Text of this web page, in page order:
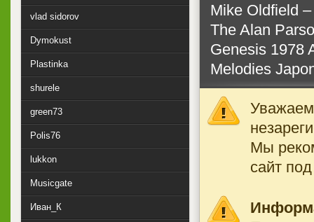
Mike Oldfield
The Alan
Genesis 1978
Melodies
Мы
сайт
vlad sidorov
Dymokust
Plastinka
shurele
green73
Polis76
lukkon
Musicgate
Иван_К